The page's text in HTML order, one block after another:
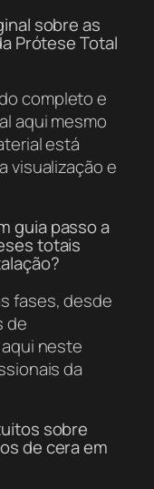
sobre as
Prótese Total
completo e
aqui mesmo
está
visualização e
guia passo a
totais
fases, desde
de
neste
da
sobre
de cera em